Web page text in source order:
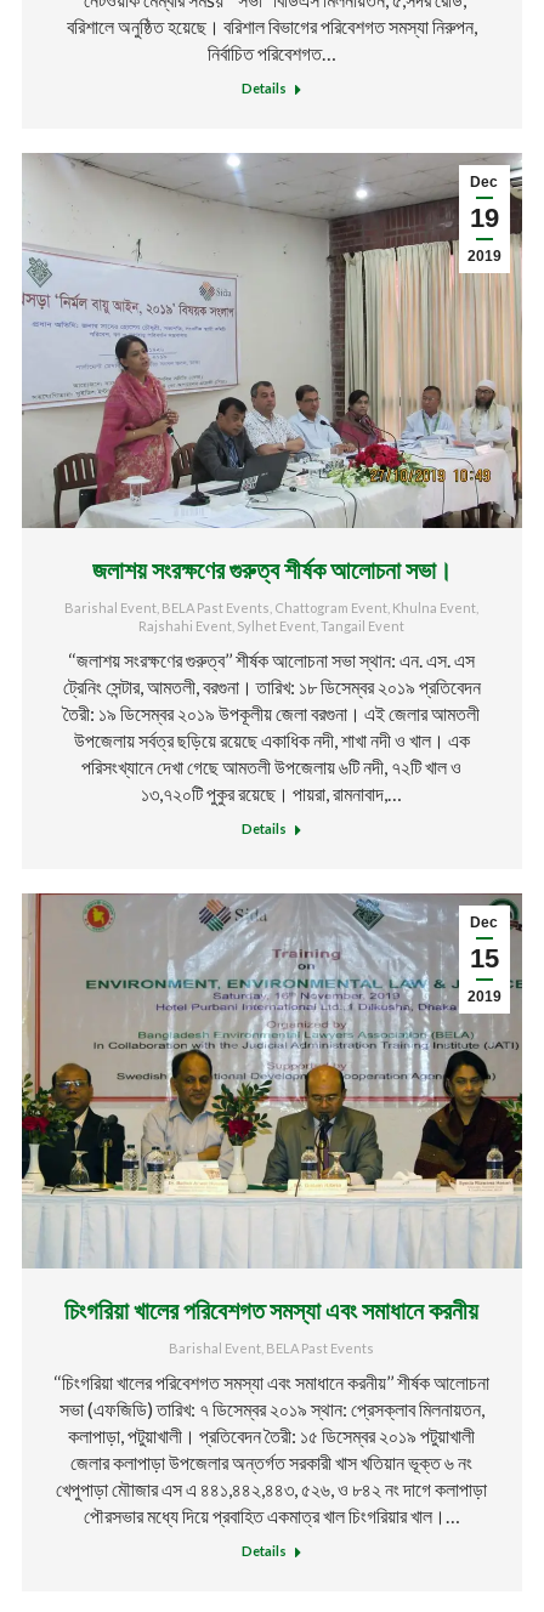
বরিশালে অনুষ্ঠিত হয়েছে। বরিশাল বিভাগের পরিবেশগত সমস্যা নিরুপন,
নির্বাচিত পরিবেশগত…
Details
Dec
19
2019
জলাশয় সংরক্ষণের গুরুত্ব শীর্ষক আলোচনা সভা।
Barishal Event BELA Past Events Chattogram Event Khulna Event
Rajshahi Event Sylhet Event Tangail Event
‘‘জলাশয় সংরক্ষণের গুরুত্ব’’ শীর্ষক আলোচনা সভা স্থান: এন. এস. এস
ট্রেনিং সেন্টার, আমতলী, বরগুনা। তারিখ: ১৮ ডিসেম্বর ২০১৯ প্রতিবেদন
তৈরী: ১৯ ডিসেম্বর ২০১৯ উপকূলীয় জেলা বরগুনা। এই জেলার আমতলী
উপজেলায় সর্বত্র ছড়িয়ে রয়েছে একাধিক নদী, শাখা নদী ও খাল। এক
পরিসংখ্যানে দেখা গেছে আমতলী উপজেলায় ৬টি নদী, ৭২টি খাল ও
১৩,৭২০টি পুকুর রয়েছে। পায়রা, রামনাবাদ,…
Details
Dec
15
2019
চিংগরিয়া খালের পরিবেশগত সমস্যা এবং সমাধানে করনীয়
Barishal Event BELA Past Events
‘‘চিংগরিয়া খালের পরিবেশগত সমস্যা এবং সমাধানে করনীয়’’ শীর্ষক আলোচনা
সভা (এফজিডি) তারিখ: ৭ ডিসেম্বর ২০১৯ স্থান: প্রেসক্লাব মিলনায়তন,
কলাপাড়া, পটুয়াখালী। প্রতিবেদন তৈরী: ১৫ ডিসেম্বর ২০১৯ পটুয়াখালী
জেলার কলাপাড়া উপজেলার অন্তর্গত সরকারী খাস খতিয়ান ভূক্ত ৬ নং
খেপুপাড়া মৌাজার এস এ ৪৪১,৪৪২,৪৪৩, ৫২৬, ও ৮৪২ নং দাগে কলাপাড়া
পৌরসভার মধ্যে দিয়ে প্রবাহিত একমাত্র খাল চিংগরিয়ার খাল।…
Details